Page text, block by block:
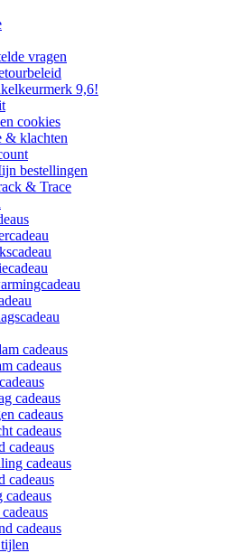
vragen
9,6!
cookies
& klachten
bestellingen
& Trace
cadeaus
cadeaus
cadeaus
cadeaus
cadeaus
cadeaus
cadeaus
cadeaus
cadeaus